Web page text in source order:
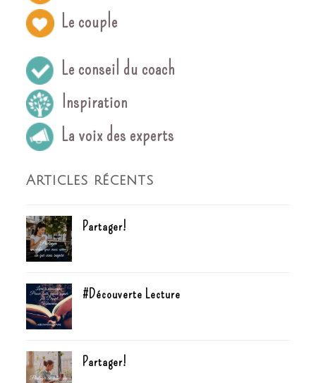
Le couple
Le conseil du coach
Inspiration
La voix des experts
Articles récents
Partager!
#Découverte Lecture
Partager!